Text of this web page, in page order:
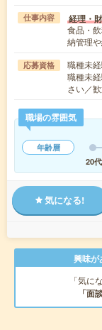
仕事内容 経理・
食品・
納管理
応募資格
職種未
職種未
さい／
職場の雰囲気
年齢層
20代
気になる!
興味が
「気に
「面